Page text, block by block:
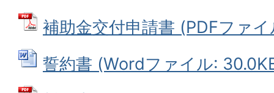
補助金交付申請書 (PDFファ
誓約書 (Wordファイル: